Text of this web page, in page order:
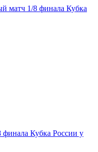
матч 1/8 финала Кубка
финала Кубка России у